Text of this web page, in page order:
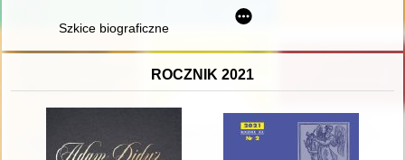
Szkice biograficzne
ROCZNIK 2021